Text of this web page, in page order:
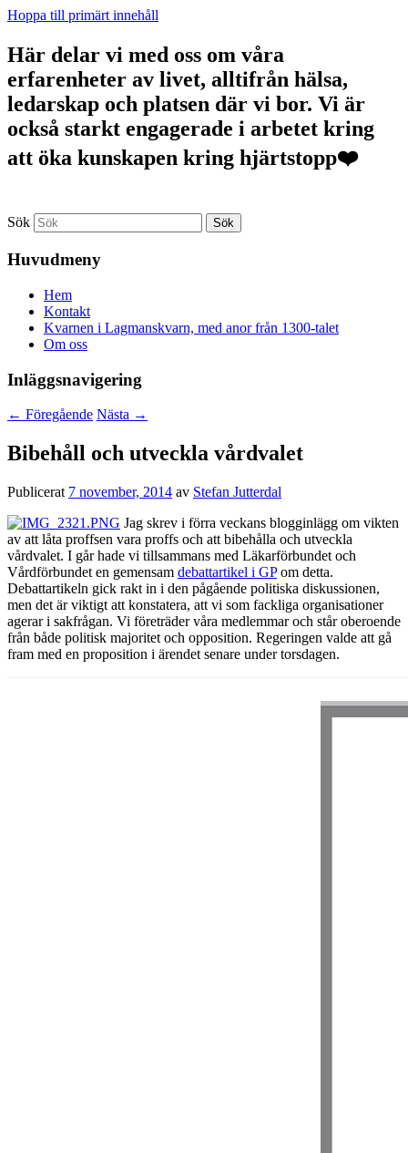
Hoppa till primärt innehåll
Här delar vi med oss om våra
erfarenheter av livet, alltifrån hälsa,
ledarskap och platsen där vi bor. Vi är
också starkt engagerade i arbetet kring
att öka kunskapen kring hjärtstopp❤️
Sök
Huvudmeny
Hem
Kontakt
Kvarnen i Lagmanskvarn, med anor från 1300-talet
Om oss
Inläggsnavigering
← Föregående Nästa →
Bibehåll och utveckla vårdvalet
Publicerat 7 november, 2014 av Stefan Jutterdal
Jag skrev i förra veckans blogginlägg om vikten
av att låta proffsen vara proffs och att bibehålla och utveckla
vårdvalet. I går hade vi tillsammans med Läkarförbundet och
Vårdförbundet en gemensam debattartikel i GPom detta.
Debattartikeln gick rakt in i den pågående politiska diskussionen,
men det är viktigt att konstatera, att vi som fackliga organisationer
agerar i sakfrågan. Vi företräder våra medlemmar och står oberoende
från både politisk majoritet och opposition. Regeringen valde att gå
fram med en proposition i ärendet senare under torsdagen.